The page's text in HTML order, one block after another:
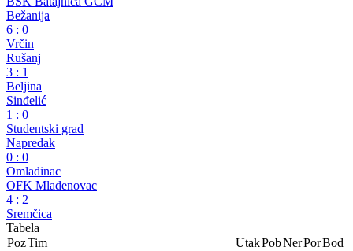
Bežanija
6 : 0
Vrčin
Rušanj
3 : 1
Beljina
Sinđelić
1 : 0
Studentski grad
Napredak
0 : 0
Omladinac
OFK Mladenovac
4 : 2
Sremčica
Tabela
PozTim UtakPobNerPorBod